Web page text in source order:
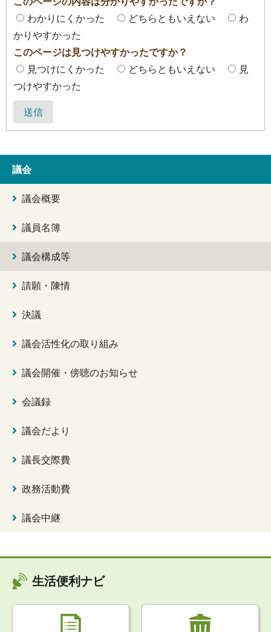
わかりにくかった
どちらともいえない
わ
かりやすかった
このページは見つけやすかったですか？
見つけにくかった
どちらともいえない
見
つけやすかった
送信
議会
議会概要
議員名簿
議会構成等
請願・陳情
決議
議会活性化の取り組み
議会開催・傍聴のお知らせ
会議録
議会だより
議長交際費
政務活動費
議会中継
生活便利ナビ